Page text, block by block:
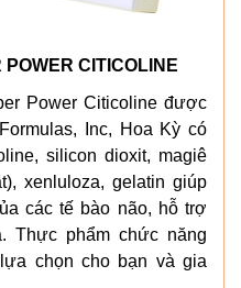
CITICOLINE
Power Citicoline được
Inc, Hoa Kỳ có
silicon dioxit, magiê
xenluloza, gelatin giúp
các tế bào não, hỗ trợ
Thực phẩm chức năng
chọn cho bạn và gia